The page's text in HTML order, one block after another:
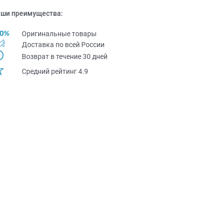
преимущества:
Оригинальные товары
Доставка по всей Pоссии
Возврат в течение 30 дней
Средний рейтинг 4.9